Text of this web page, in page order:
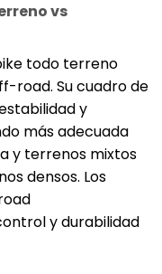
vs
todo terreno
road. Su cuadro de
y
más adecuada
y terrenos mixtos
densos. Los
y durabilidad